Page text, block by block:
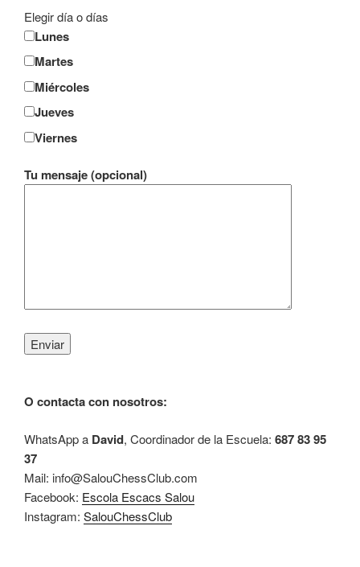
Elegir día o días
Lunes
Martes
Miércoles
Jueves
Viernes
Tu mensaje (opcional)
O contacta con nosotros:
WhatsApp a David, Coordinador de la Escuela: 687 83 95
37
Mail: info@SalouChessClub.com
Facebook: Escola Escacs Salou
Instagram: SalouChessClub